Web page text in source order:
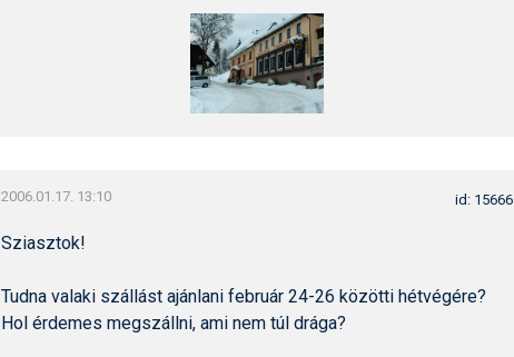
2006.01.17. 13:10 id: 15666
Sziasztok!
Tudna valaki szállást ajánlani február 24-26 közötti hétvégére?
Hol érdemes megszállni, ami nem túl drága?